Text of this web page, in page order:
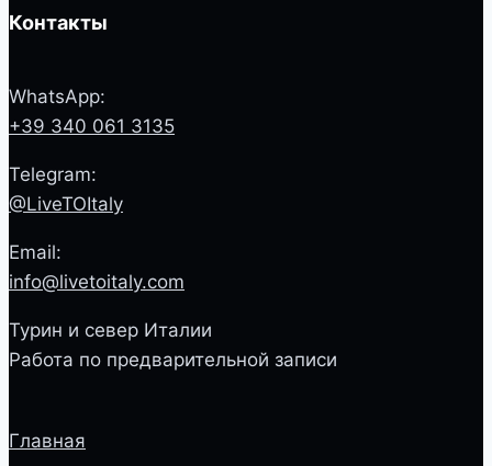
Контакты
WhatsApp:
+39 340 061 3135
Telegram:
@LiveTOItaly
Email:
info@livetoitaly.com
Турин и север Италии
Работа по предварительной записи
Главная